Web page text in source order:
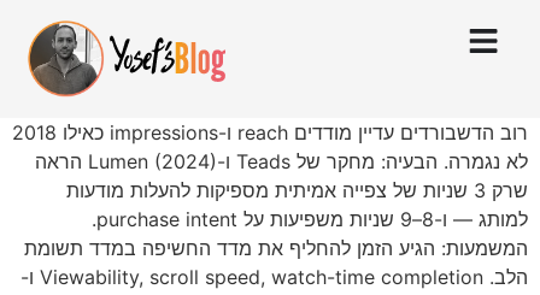
רוב הדשבורדים עדיין מודדים reach ו-impressions כאילו 2018
לא נגמרה. הבעיה: מחקר של Teads ו-Lumen (2024) הראה
שרק 3 שניות של צפייה אמיתית מספיקות להעלות מודעות
למותג — ו-8–9 שניות משפיעות על purchase intent.
המשמעות: הגיע הזמן להחליף את מדד החשיפה במדד תשומת
הלב. Viewability, scroll speed, watch-time completion ו-